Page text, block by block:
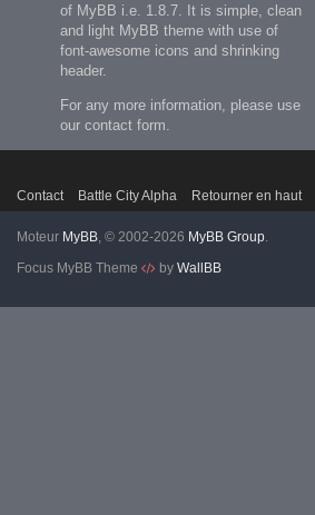
of MyBB i.e. 1.8.7. It is simple, clean
and light MyBB theme with use of
font-awesome icons and shrinking
header.
For any more information, please use
our contact form.
Contact Battle City Alpha Retourner en haut
Moteur MyBB, © 2002-2026 MyBB Group.
Focus MyBB Theme
by WallBB